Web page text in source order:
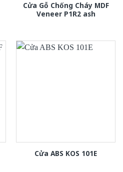
Cửa Gỗ Chống Cháy MDF
Veneer P1R2 ash
Cửa ABS KOS 101E